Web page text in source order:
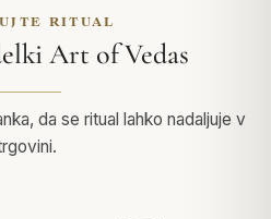
RITUAL
Art of Vedas
da se ritual lahko nadaljuje v